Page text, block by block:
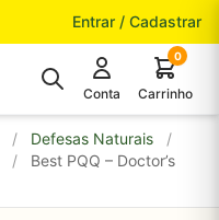
Entrar / Cadastrar
Conta
0
Carrinho
/ Defesas Naturais
/
/
Best PQQ – Doctor’s